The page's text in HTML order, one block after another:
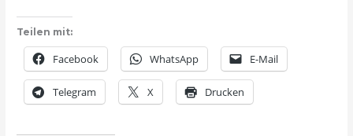
Teilen mit:
Facebook WhatsApp E-Mail
Telegram X Drucken